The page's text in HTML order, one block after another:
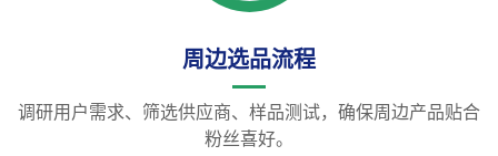
周边选品流程
调研用户需求、筛选供应商、样品测试，确保周边产品贴合
粉丝喜好。